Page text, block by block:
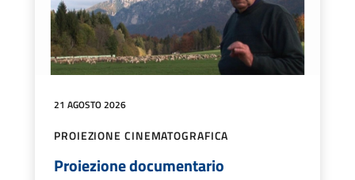
21 AGOSTO 2026
PROIEZIONE CINEMATOGRAFICA
Proiezione documentario